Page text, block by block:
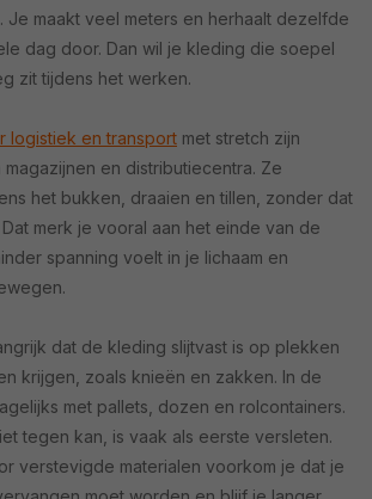
Je maakt veel meters en herhaalt dezelfde
dag door. Dan wil je kleding die soepel
zit tijdens het werken.
logistiek en transport met stretch zijn
en distributiecentra. Ze
het bukken, draaien en tillen, zonder dat
merk je vooral aan het einde van de
spanning voelt in je lichaam en
dat de kleding slijtvast is op plekken
krijgen, zoals knieën en zakken. In de
met pallets, dozen en rolcontainers.
tegen kan, is vaak als eerste versleten.
verstevigde materialen voorkom je dat je